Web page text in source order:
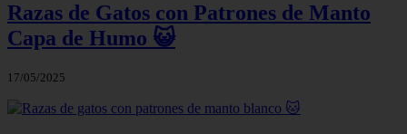
Razas de Gatos con Patrones de Manto
Capa de Humo 😺
17/05/2025